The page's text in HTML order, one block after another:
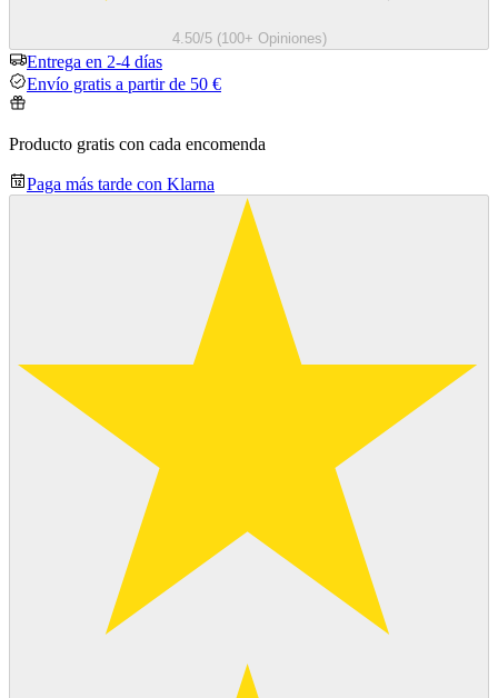
4.50/5 (100+ Opiniones)
Entrega en 2-4 días
Envío gratis a partir de 50 €
Producto gratis con cada encomenda
Paga más tarde con Klarna